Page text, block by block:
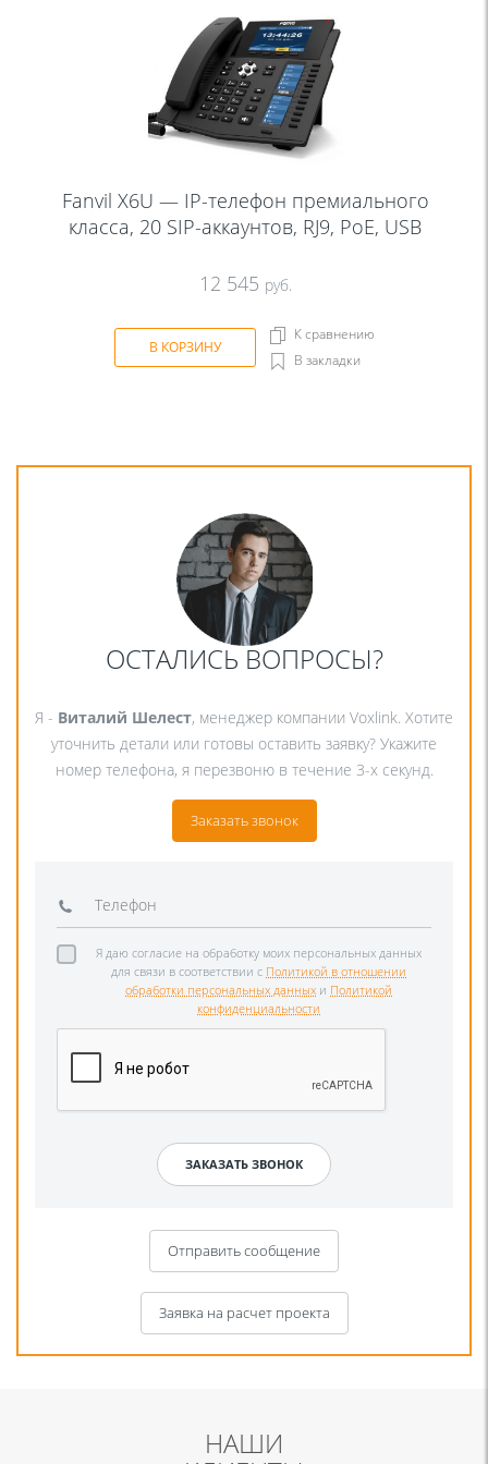
Fanvil X6U — IP-телефон премиального
класса, 20 SIP-аккаунтов, RJ9, PoE, USB
12 545 руб.
В КОРЗИНУ
К сравнению
В закладки
ОСТАЛИСЬ ВОПРОСЫ?
Я - Виталий Шелест, менеджер компании Voxlink. Хотите
уточнить детали или готовы оставить заявку? Укажите
номер телефона, я перезвоню в течение 3-х секунд.
Заказать звонок
Я даю согласие на обработку моих персональных данных
для связи в соответствии с Политикой в отношении
обработки персональных данных и Политикой
конфиденциальности
Отправить сообщение
Заявка на расчет проекта
НАШИ